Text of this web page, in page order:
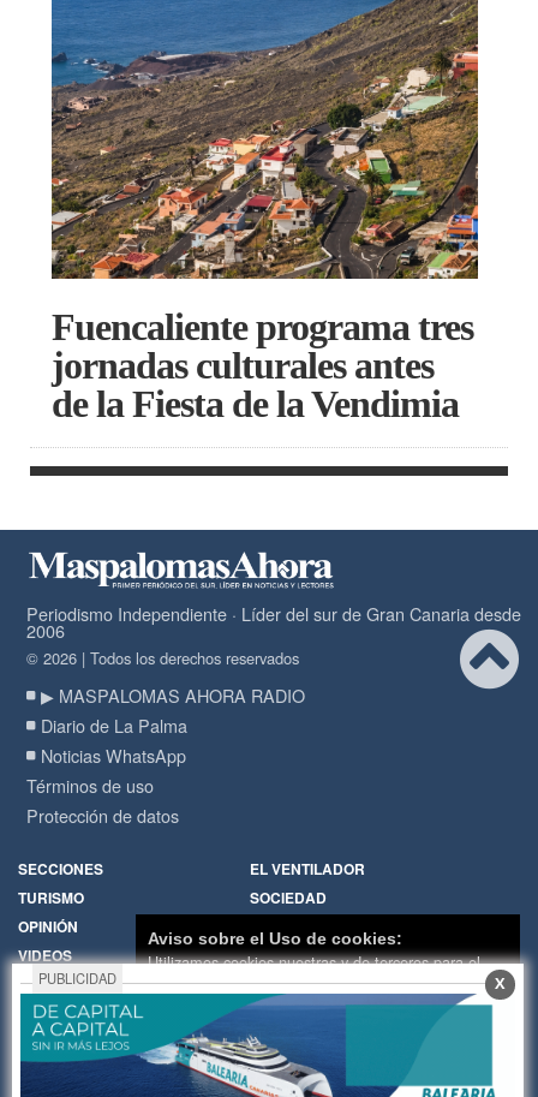
Fuencaliente programa tres
jornadas culturales antes
de la Fiesta de la Vendimia
Periodismo Independiente · Líder del sur de Gran Canaria desde
2006
© 2026 | Todos los derechos reservados
▶ MASPALOMAS AHORA RADIO
Diario de La Palma
Noticias WhatsApp
Términos de uso
Protección de datos
SECCIONES
EL VENTILADOR
TURISMO
SOCIEDAD
OPINIÓN
VIDEOS
RADIO
Política de Cookies
Hemeroteca
Encuestas
Cartas de los lectores
Fotos de los lectores
Galerías de imágenes
PUBLICIDAD X
Aviso sobre el Uso de cookies:
Utilizamos cookies nuestras y de terceros para el
funcionamiento del digital. Puedes consultar la lista
de cookies y como desconectarlas.
Ver nuestra
Política de Privacidad y Cookies
Aceptar Cookies
Personalizar